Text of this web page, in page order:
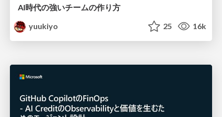
AI時代の強いチームの作り方
yuukiyo
25 16k